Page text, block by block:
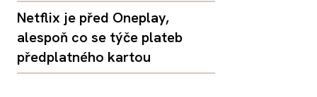
Netflix je před Oneplay,
alespoň co se týče plateb
předplatného kartou